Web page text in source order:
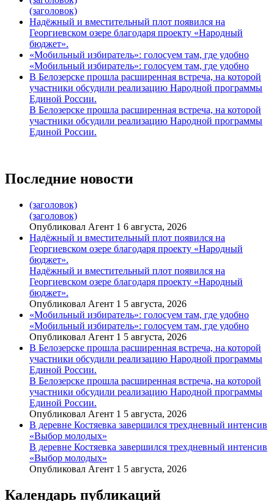
(заголовок)
Надёжный и вместительный плот появился на
Георгиевском озере благодаря проекту «Народный
бюджет».
«Мобильный избиратель»: голосуем там, где удобно
«Мобильный избиратель»: голосуем там, где удобно
В Белозерске прошла расширенная встреча, на которой
участники обсудили реализацию Народной программы
Единой России.
В Белозерске прошла расширенная встреча, на которой
участники обсудили реализацию Народной программы
Единой России.
Последние новости
(заголовок)
(заголовок)
Опубликовал Агент 1 6 августа, 2026
Надёжный и вместительный плот появился на
Георгиевском озере благодаря проекту «Народный
бюджет».
Надёжный и вместительный плот появился на
Георгиевском озере благодаря проекту «Народный
бюджет».
Опубликовал Агент 1 5 августа, 2026
«Мобильный избиратель»: голосуем там, где удобно
«Мобильный избиратель»: голосуем там, где удобно
Опубликовал Агент 1 5 августа, 2026
В Белозерске прошла расширенная встреча, на которой
участники обсудили реализацию Народной программы
Единой России.
В Белозерске прошла расширенная встреча, на которой
участники обсудили реализацию Народной программы
Единой России.
Опубликовал Агент 1 5 августа, 2026
В деревне Костяевка завершился трехдневный интенсив
«Выбор молодых»
В деревне Костяевка завершился трехдневный интенсив
«Выбор молодых»
Опубликовал Агент 1 5 августа, 2026
Календарь публикаций